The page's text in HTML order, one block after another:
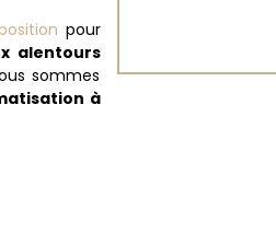
pour
alentours
sommes
à